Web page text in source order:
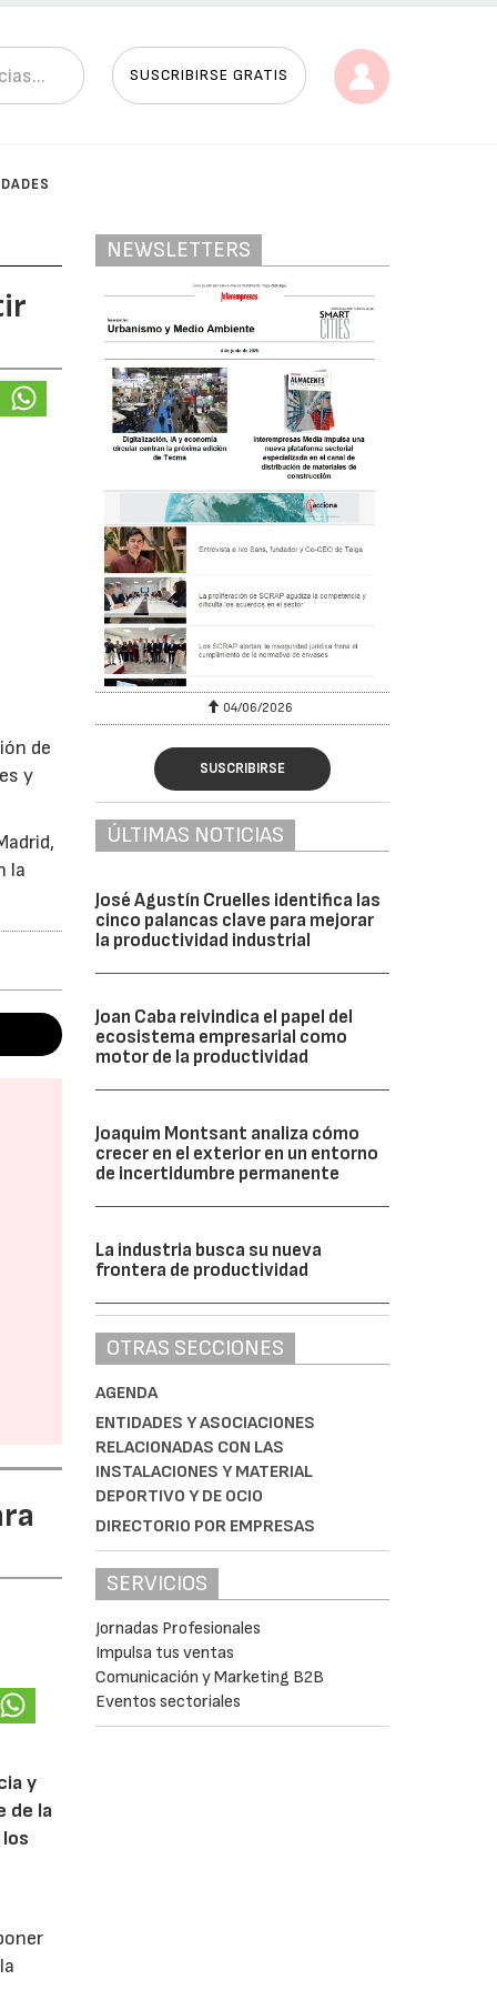
SUSCRIBIRSE GRATIS
de
y
la
y
de la
NEWSLETTERS
04/06/2026
SUSCRIBIRSE
ÚLTIMAS NOTICIAS
José Agustín Cruelles identifica las
cinco palancas clave para mejorar
la productividad industrial
Joan Caba reivindica el papel del
ecosistema empresarial como
motor de la productividad
Joaquim Montsant analiza cómo
crecer en el exterior en un entorno
de incertidumbre permanente
La industria busca su nueva
frontera de productividad
OTRAS SECCIONES
AGENDA
ENTIDADES Y ASOCIACIONES
RELACIONADAS CON LAS
INSTALACIONES Y MATERIAL
DEPORTIVO Y DE OCIO
DIRECTORIO POR EMPRESAS
SERVICIOS
Jornadas Profesionales
Impulsa tus ventas
Comunicación y Marketing B2B
Eventos sectoriales